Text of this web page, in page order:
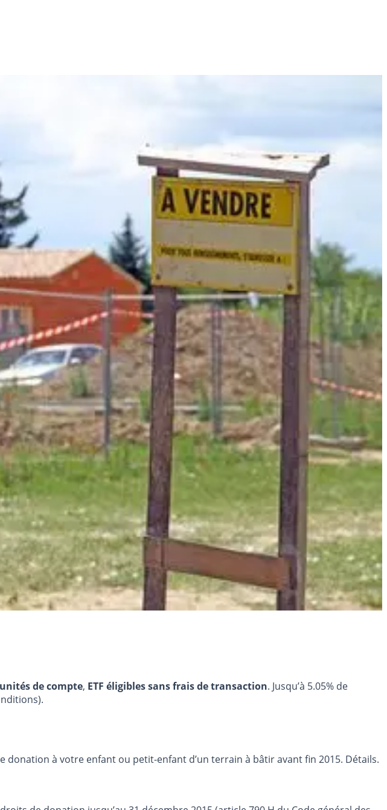
de compte, ETF éligibles sans frais de transaction. Jusqu’à 5.05% de
donation à votre enfant ou petit-enfant d’un terrain à bâtir avant fin 2015. Détails.